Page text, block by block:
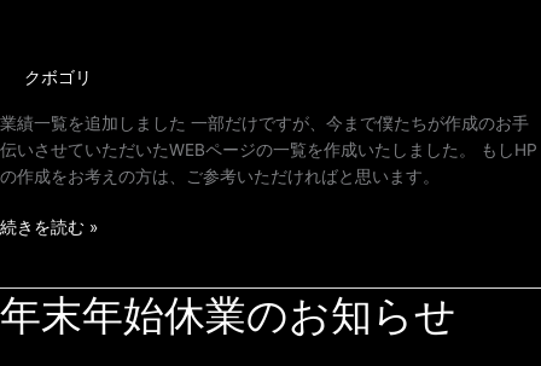
クボゴリ
業績一覧を追加しました 一部だけですが、今まで僕たちが作成のお手
伝いさせていただいたWEBページの一覧を作成いたしました。 もしHP
の作成をお考えの方は、ご参考いただければと思います。
加
し
ま
た
続きを読む »
年末年始休業のお知らせ
年
末